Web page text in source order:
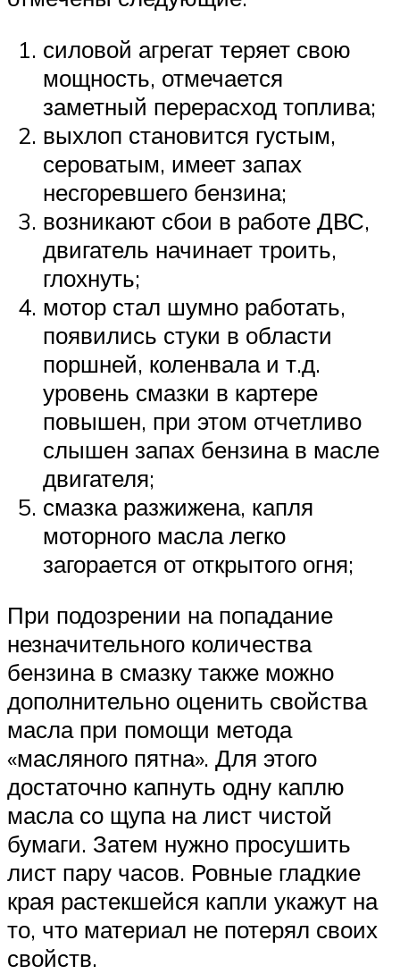
силовой агрегат теряет свою
мощность, отмечается
заметный перерасход топлива;
выхлоп становится густым,
сероватым, имеет запах
несгоревшего бензина;
возникают сбои в работе ДВС,
двигатель начинает троить,
глохнуть;
мотор стал шумно работать,
появились стуки в области
поршней, коленвала и т.д.
уровень смазки в картере
повышен, при этом отчетливо
слышен запах бензина в масле
двигателя;
смазка разжижена, капля
моторного масла легко
загорается от открытого огня;
При подозрении на попадание
незначительного количества
бензина в смазку также можно
дополнительно оценить свойства
масла при помощи метода
«масляного пятна». Для этого
достаточно капнуть одну каплю
масла со щупа на лист чистой
бумаги. Затем нужно просушить
лист пару часов. Ровные гладкие
края растекшейся капли укажут на
то, что материал не потерял своих
свойств.